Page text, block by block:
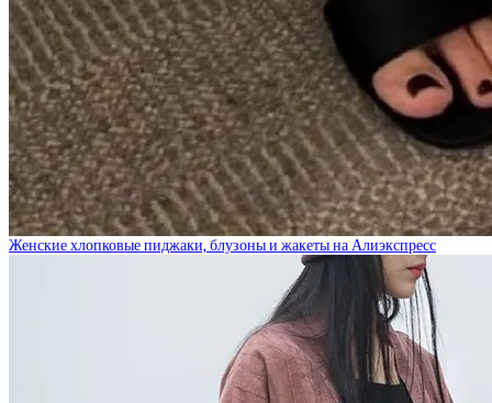
Женские хлопковые пиджаки, блузоны и жакеты на Алиэкспресс